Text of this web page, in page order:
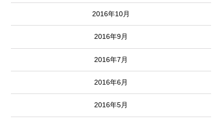
2016年10月
2016年9月
2016年7月
2016年6月
2016年5月